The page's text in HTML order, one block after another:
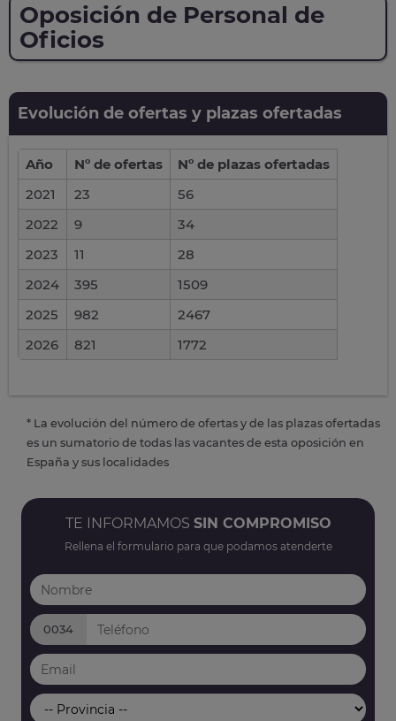
Oposición de Personal de
Oficios
Evolución de ofertas y plazas ofertadas
Año Nº de ofertas
Nº de plazas ofertadas
2021
23
56
2022
9
34
2023
11
28
2024
395
1509
2025
982
2467
2026
821 1772
* La evolución del número de ofertas y de las plazas ofertadas
es un sumatorio de todas las vacantes de esta oposición en
España y sus localidades
TE INFORMAMOS SIN COMPROMISO
Rellena el formulario para que podamos atenderte
0034